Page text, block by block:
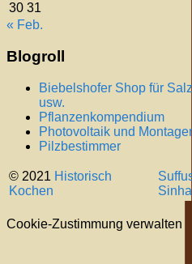
30 31
« Feb.
Blogroll
Biebelshofer Shop für
usw.
Pflanzenkompendium
Photovoltaik und
Pilzbestimmer
© 2021 Historisch
Kochen
Sinha
Cookie-Zustimmung verwalten